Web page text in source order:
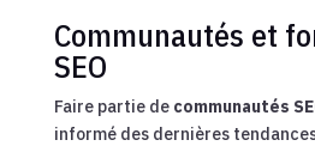
Communautés et
SEO
Faire partie de communautés
informé des dernières